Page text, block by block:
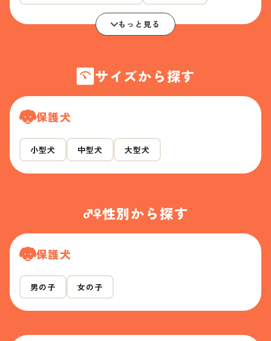
もっと見る
サイズから探す
保護犬
小型犬 中型犬 大型犬
性別から探す
保護犬
男の子 女の子